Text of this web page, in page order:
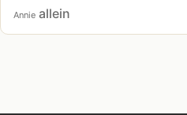
Annie allein